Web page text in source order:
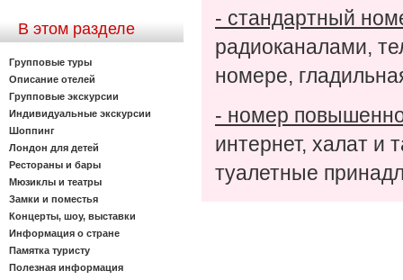
В этом разделе
Групповые туры
Описание отелей
Групповые экскурсии
Индивидуальные экскурсии
Шоппинг
Лондон для детей
Рестораны и бары
Мюзиклы и театры
Замки и поместья
Концерты, шоу, выставки
Информация о стране
Памятка туристу
Полезная информация
- стандартный
радиоканалами,
номере,
- номер
интернет, халат и
туалетные